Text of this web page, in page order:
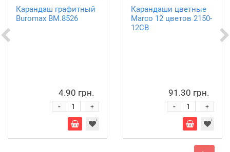
Карандаш графитный
Buromax BM.8526
4.90 грн.
+
-
Карандаши цветные
Marco 12 цветов 2150-
12CB
91.30 грн.
+
-